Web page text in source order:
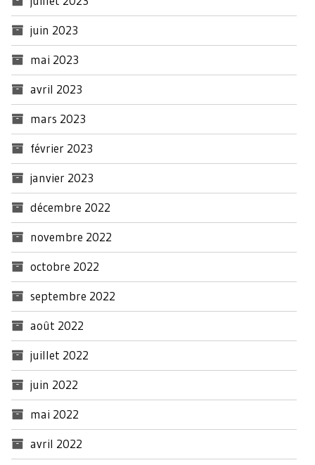
juin 2023
mai 2023
avril 2023
mars 2023
février 2023
janvier 2023
décembre 2022
novembre 2022
octobre 2022
septembre 2022
août 2022
juillet 2022
juin 2022
mai 2022
avril 2022